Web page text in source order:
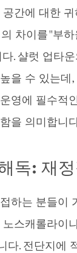
간에 대한
차이를 "부
. 샬럿 업타
을 수 있는데
영에 필수적
을 의미합니
독: 재
하는 분들이
스캐롤라이
다. 전단지에